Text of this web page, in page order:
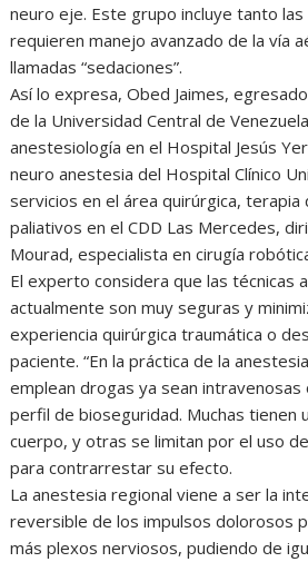
neuro eje. Este grupo incluye tanto
requieren manejo avanzado de la vía
llamadas “sedaciones”.
Así lo expresa, Obed Jaimes,
de la Universidad Central de
anestesiología en el Hospital Jesús
neuro anestesia del Hospital Clínico
servicios en el área quirúrgica, terapia
paliativos en el CDD Las Mercedes,
Mourad, especialista en cirugía
El experto considera que las técnicas
actualmente son muy seguras y
experiencia quirúrgica traumática o
paciente. “En la práctica de la
emplean drogas ya sean intravenosas
perfil de bioseguridad. Muchas tienen
cuerpo, y otras se limitan por el uso
para contrarrestar su efecto.
La anestesia regional viene a ser la
reversible de los impulsos dolorosos
más plexos nerviosos, pudiendo de